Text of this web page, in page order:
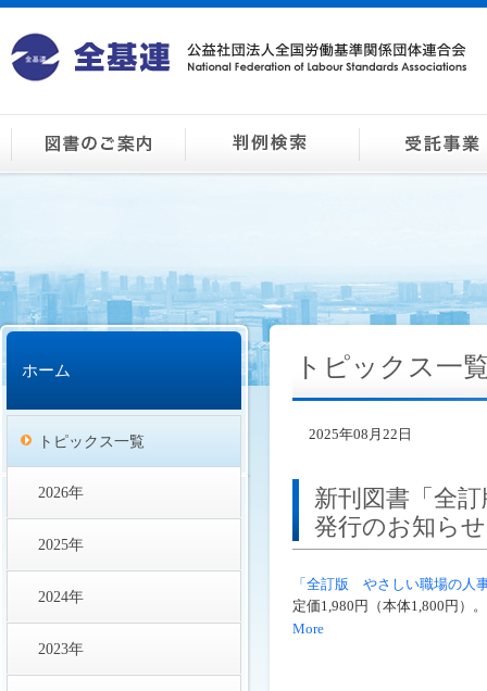
ホーム
トピックス一覧
2026年
2025年
2024年
2023年
トピックス一
2025年08月22日
新刊図書「全
発行のお知らせ
「全訂版 やさしい職場の人
定価1,980円（本体1,800円）。
More